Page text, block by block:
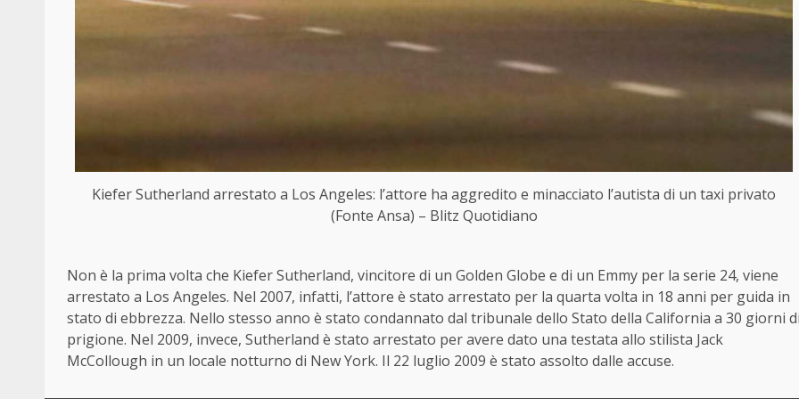
Kiefer Sutherland arrestato a Los Angeles: l’attore ha aggredito e minacciato l’autista di un taxi privato
(Fonte Ansa) – Blitz Quotidiano
Non è la prima volta che Kiefer Sutherland, vincitore di un Golden Globe e di un Emmy per la serie 24, viene
arrestato a Los Angeles. Nel 2007, infatti, l’attore è stato arrestato per la quarta volta in 18 anni per guida in
stato di ebbrezza. Nello stesso anno è stato condannato dal tribunale dello Stato della California a 30 giorni
prigione. Nel 2009, invece, Sutherland è stato arrestato per avere dato una testata allo stilista Jack
McCollough in un locale notturno di New York. Il 22 luglio 2009 è stato assolto dalle accuse.